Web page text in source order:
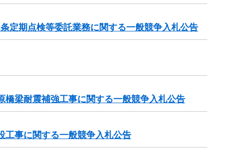
定期点検等委託業務に関する一般競争入札公告
梁耐震補強工事に関する一般競争入札公告
工事に関する一般競争入札公告